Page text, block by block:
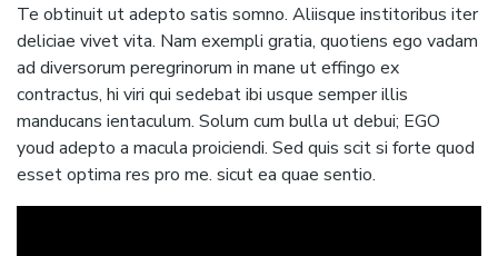
Te obtinuit ut adepto satis somno. Aliisque institoribus iter
deliciae vivet vita. Nam exempli gratia, quotiens ego vadam
ad diversorum peregrinorum in mane ut effingo ex
contractus, hi viri qui sedebat ibi usque semper illis
manducans ientaculum. Solum cum bulla ut debui; EGO
youd adepto a macula proiciendi. Sed quis scit si forte quod
esset optima res pro me. sicut ea quae sentio.